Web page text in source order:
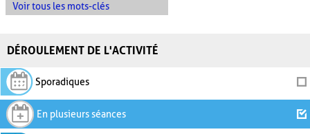
Voir tous les mots-clés
DÉROULEMENT DE L'ACTIVITÉ
Sporadiques
En plusieurs séances